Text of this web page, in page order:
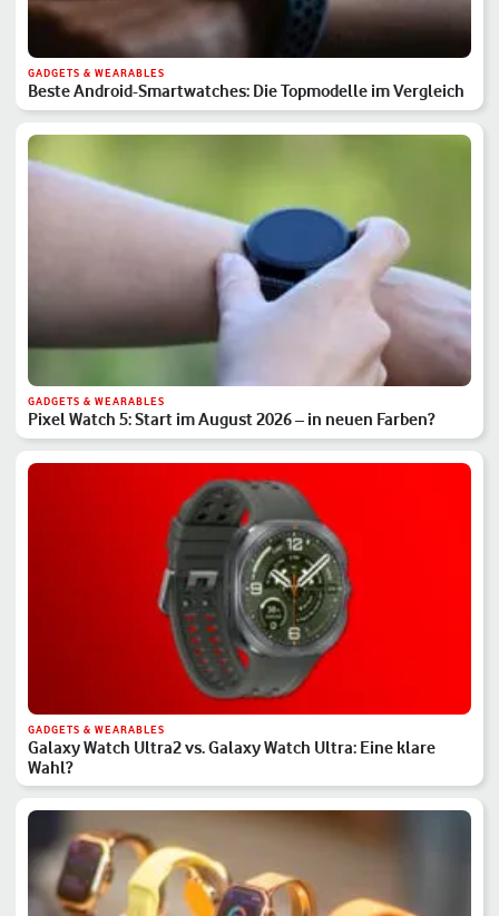
GADGETS & WEARABLES
Beste Android-Smartwatches: Die Topmodelle im Vergleich
GADGETS & WEARABLES
Pixel Watch 5: Start im August 2026 – in neuen Farben?
GADGETS & WEARABLES
Galaxy Watch Ultra2 vs. Galaxy Watch Ultra: Eine klare
Wahl?